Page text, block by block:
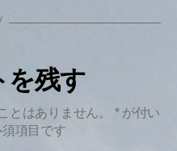
を残す
とはありません。 *が付い
項目です